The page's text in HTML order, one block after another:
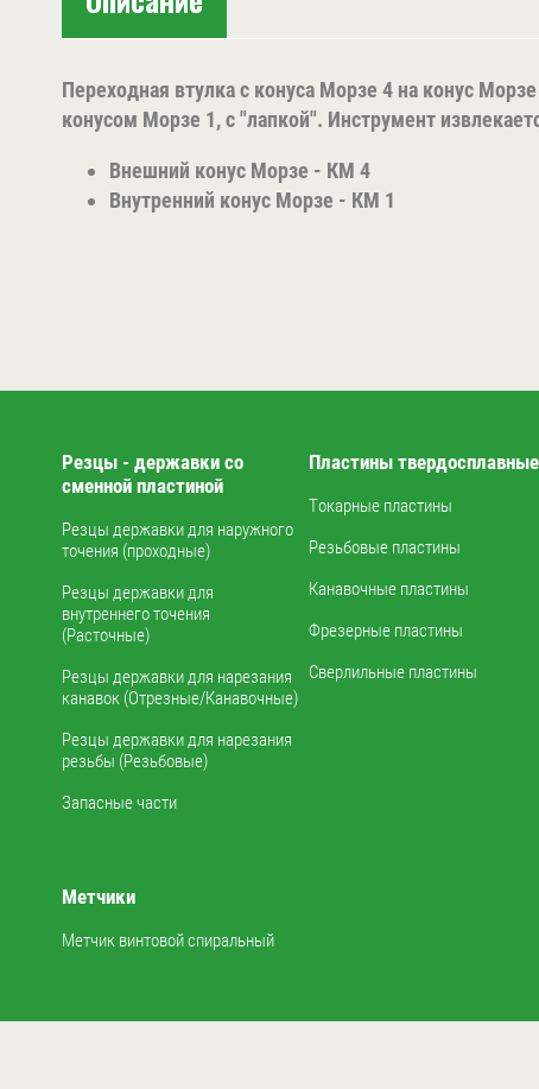
Переходная втулка с конуса Морзе 4 на конус
конусом Морзе 1, с "лапкой". Инструмент
Внешний конус Морзе - КМ 4
Внутренний конус Морзе - КМ 1
Резцы - державки со
сменной пластиной
Резцы державки для наружного
точения (проходные)
Резцы державки для
внутреннего точения
(Расточные)
Резцы державки для нарезания
канавок (Отрезные/Канавочные)
Резцы державки для нарезания
резьбы (Резьбовые)
Запасные части
Пластины твердосплавные
Токарные пластины
Резьбовые пластины
Канавочные пластины
Фрезерные пластины
Сверлильные пластины
Метчики
Метчик винтовой спиральный